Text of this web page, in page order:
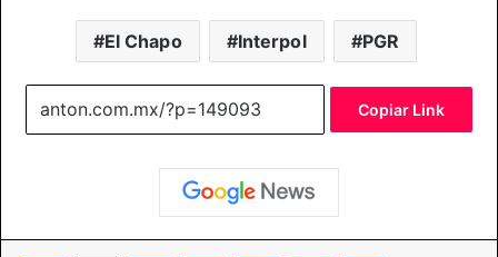
El Chapo Interpol PGR
Copiar Link